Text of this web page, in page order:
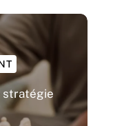
stratégie